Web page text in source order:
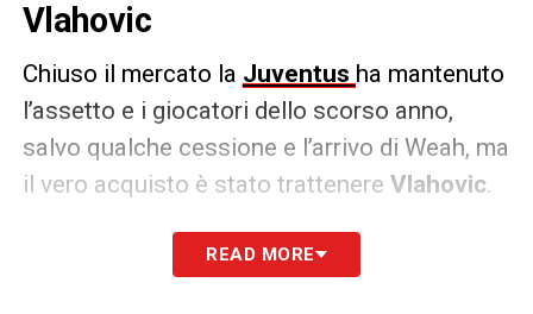
Vlahovic
Chiuso il mercato la Juventus ha mantenuto
l’assetto e i giocatori dello scorso anno,
salvo qualche cessione e l’arrivo di Weah, ma
il vero acquisto è stato trattenere Vlahovic.
Il serbo può essere davvero il valore
aggiunto della rosa bianconera soprattutto
READ MORE